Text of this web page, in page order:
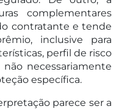
complementares
contratante e tende
inclusive para
perfil de risco
necessariamente
específica.
parece ser a